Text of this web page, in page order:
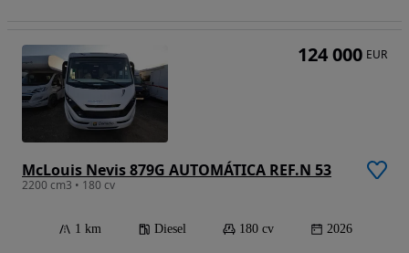
McLouis Nevis 879G AUTOMÁTICA REF.N 53
2200 cm3 • 180 cv
1 km Diesel 180 cv 2026
124 000 EUR